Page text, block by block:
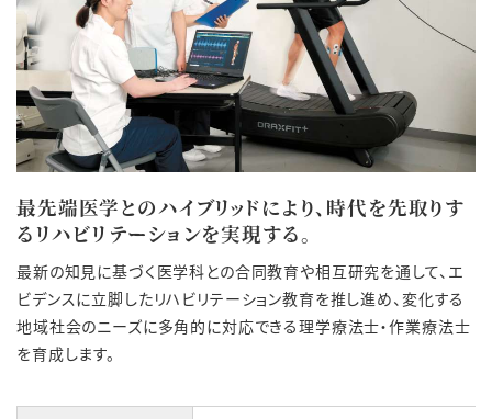
最先端医学とのハイブリッドにより、時代を先取りす
るリハビリテーションを実現する。
最新の知見に基づく医学科との合同教育や相互研究を通して、エ
ビデンスに立脚したリハビリテーション教育を推し進め、変化する
地域社会のニーズに多角的に対応できる理学療法士・作業療法士
を育成します。